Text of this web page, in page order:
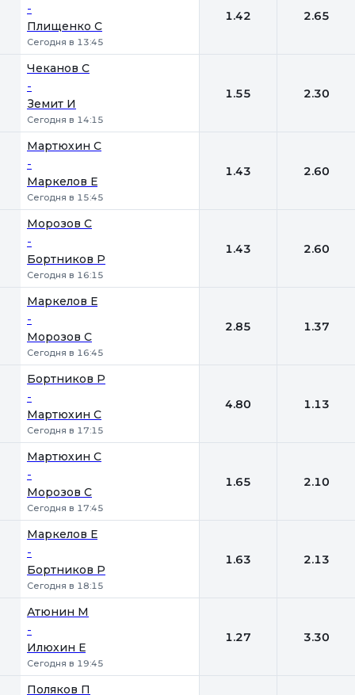
-
Плищенко С
Сегодня в 13:45
1.42 2.65
Чеканов С
-
Земит И
Сегодня в 14:15
1.55 2.30
Мартюхин С
-
Маркелов Е
Сегодня в 15:45
1.43 2.60
Морозов С
-
Бортников Р
Сегодня в 16:15
1.43 2.60
Маркелов Е
-
Морозов С
Сегодня в 16:45
2.85 1.37
Бортников Р
-
Мартюхин С
Сегодня в 17:15
4.80 1.13
Мартюхин С
-
Морозов С
Сегодня в 17:45
1.65 2.10
Маркелов Е
-
Бортников Р
Сегодня в 18:15
1.63 2.13
Атюнин М
-
Илюхин Е
Сегодня в 19:45
1.27 3.30
Поляков П